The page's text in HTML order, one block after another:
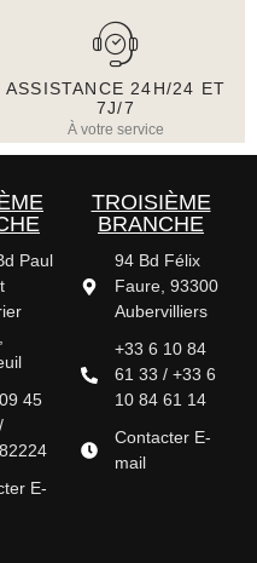
ASSISTANCE 24H/24 ET
7J/7
À votre service
Paul
45
E-
TROISIÈME
BRANCHE
94 Bd Félix
Faure, 93300
Aubervilliers
+33 6 10 84
61 33 / +33 6
10 84 61 14
Contacter E-
mail